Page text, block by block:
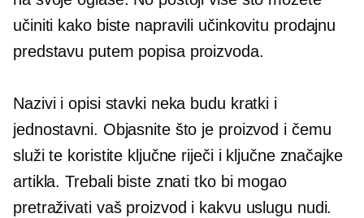
učiniti kako biste napravili učinkovitu prodajnu
predstavu putem popisa proizvoda.
Nazivi i opisi stavki neka budu kratki i
jednostavni. Objasnite što je proizvod i čemu
služi te koristite ključne riječi i ključne značajke
artikla. Trebali biste znati tko bi mogao
pretraživati ​​vaš proizvod i kakvu uslugu nudi.